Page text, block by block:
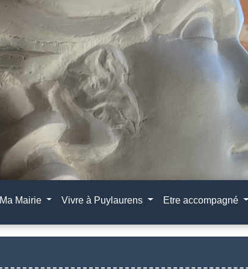
Ma Mairie Vivre à Puylaurens Etre accompagné